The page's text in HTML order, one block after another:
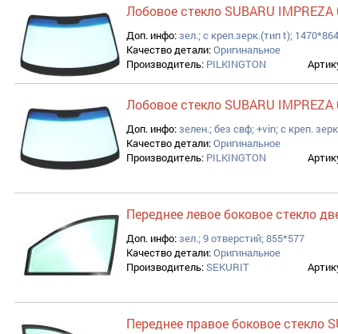
filter
омыватель filter
Лобовое стекло SUBARU IMPREZA
Доп. инфо:зел.; с креп.зерк.(тип t); 1470*864
Качество детали:Оригинальное
Производитель: PILKINGTON
Лобовое стекло SUBARU IMPREZA
Доп. инфо:зелен.; без свф; +vin; с креп.
Качество детали:Оригинальное
Производитель: PILKINGTON
Переднее левое боковое стекло
Доп. инфо:зел.; 9 отверстий; 855*577
Качество детали:Оригинальное
Производитель:SEKURIT
Переднее правое боковое стекло